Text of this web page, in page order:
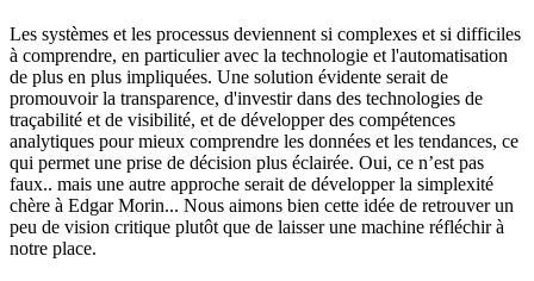
Les systèmes et les processus deviennent si complexes et si difficiles
à comprendre, en particulier avec la technologie et l'automatisation
de plus en plus impliquées. Une solution évidente serait de
promouvoir la transparence, d'investir dans des technologies de
traçabilité et de visibilité, et de développer des compétences
analytiques pour mieux comprendre les données et les tendances, ce
qui permet une prise de décision plus éclairée. Oui, ce n’est pas
faux.. mais une autre approche serait de développer la simplexité
chère à Edgar Morin... Nous aimons bien cette idée de retrouver un
peu de vision critique plutôt que de laisser une machine réfléchir à
notre place.